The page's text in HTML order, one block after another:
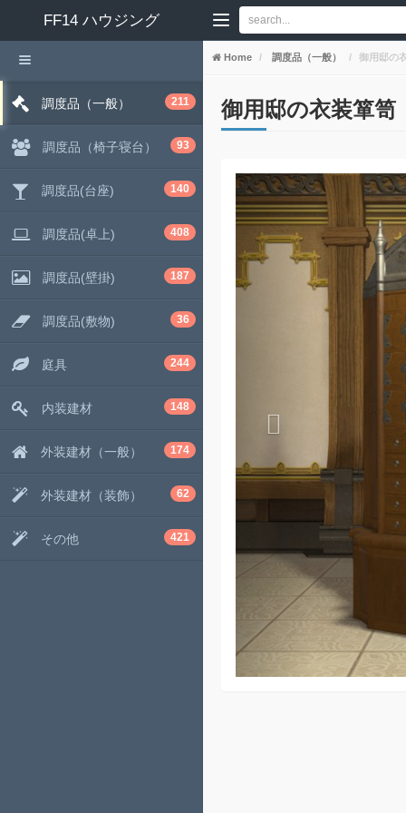
FF14 ハウジング
Home 調度品（一般） 御用邸の
御用邸の衣装箪笥
調度品（一般） 211
調度品（椅子寝台） 93
調度品(台座) 140
調度品(卓上) 408
調度品(壁掛) 187
調度品(敷物) 36
庭具 244
内装建材 148
外装建材（一般） 174
外装建材（装飾） 62
その他 421